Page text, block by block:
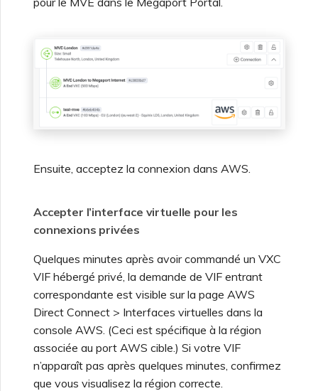
Ensuite, acceptez la connexion dans AWS.
Accepter l’interface virtuelle pour les
connexions privées
Quelques minutes après avoir commandé un VXC
VIF hébergé privé, la demande de VIF entrant
correspondante est visible sur la page AWS
Direct Connect > Interfaces virtuelles dans la
console AWS. (Ceci est spécifique à la région
associée au port AWS cible.) Si votre VIF
n’apparaît pas après quelques minutes, confirmez
que vous visualisez la région correcte.